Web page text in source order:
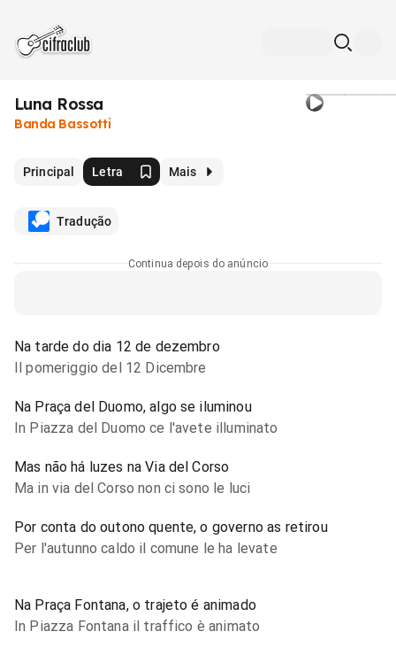
Luna Rossa
Banda Bassotti
Principal Letra Mais
Tradução
Continua depois do anúncio
Na tarde do dia 12 de dezembro
Il pomeriggio del 12 Dicembre
Na Praça del Duomo, algo se iluminou
In Piazza del Duomo ce l'avete illuminato
Mas não há luzes na Via del Corso
Ma in via del Corso non ci sono le luci
Por conta do outono quente, o governo as retirou
Per l'autunno caldo il comune le ha levate
Na Praça Fontana, o trajeto é animado
In Piazza Fontana il traffico è animato